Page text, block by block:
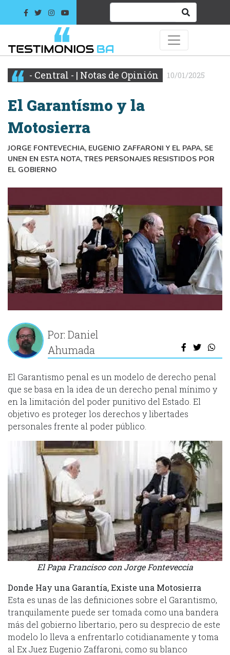
- Central - | Notas de Opinión 10/01/2025
El Garantísmo y la
Motosierra
JORGE FONTEVECHIA, EUGENIO ZAFFARONI Y EL PAPA, SE
UNEN EN ESTA NOTA, TRES PERSONAJES RESISTIDOS POR
EL GOBIERNO
Por: Daniel
Ahumada
El Garantismo penal es un modelo de derecho penal
que se basa en la idea de un derecho penal mínimo y
en la limitación del poder punitivo del Estado. El
objetivo es proteger los derechos y libertades
personales frente al poder público.
El Papa Francisco con Jorge Fonteveccia
Donde Hay una Garantía, Existe una Motosierra
Esta es unas de las definiciones sobre el Garantismo,
tranquilamente puede ser tomada como una bandera
más del gobierno libertario, pero su desprecio de este
modelo lo lleva a enfrentarlo cotidianamente y toma
al Ex Juez Eugenio Zaffaroni, como su blanco